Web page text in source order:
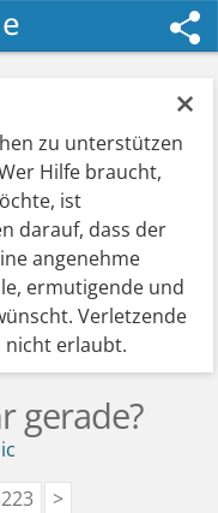
×
zu unterstützen
Hilfe braucht,
ist
darauf, dass der
angenehme
ermutigende und
Verletzende
nicht erlaubt.
gerade?
>